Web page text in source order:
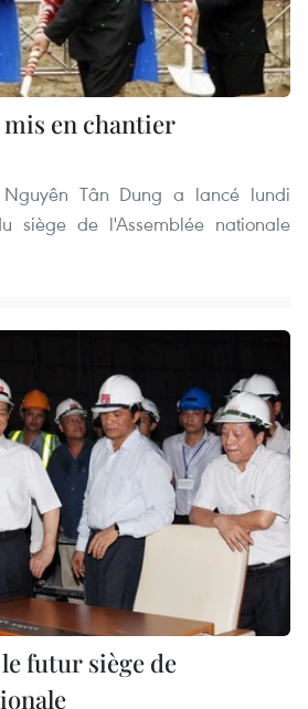
mis en chantier
Nguyên Tân Dung a lancé lundi
siège de l'Assemblée nationale
futur siège de